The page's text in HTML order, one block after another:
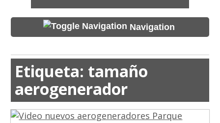
Navigation
Etiqueta: tamaño
aerogenerador